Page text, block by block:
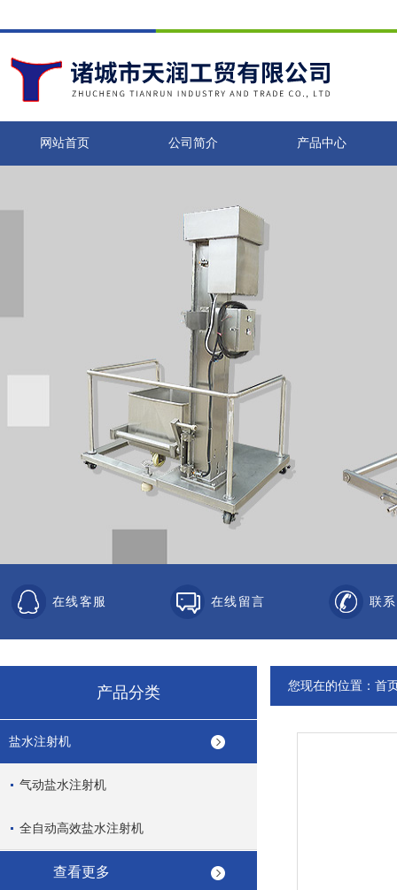
网站首页 公司简介 产品中心
在线客服 在线留言 联
产品分类
盐水注射机
气动盐水注射机
全自动高效盐水注射机
查看更多
您现在的位置： 首